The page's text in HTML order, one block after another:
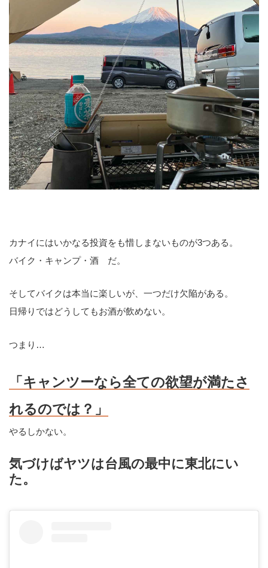
カナイにはいかなる投資をも惜しまないものが3つある。
バイク・キャンプ・酒 だ。
そしてバイクは本当に楽しいが、一つだけ欠陥がある。
日帰りではどうしてもお酒が飲めない。
つまり…
「キャンツーなら全ての欲望が満たさ
れるのでは？」
やるしかない。
気づけばヤツは台風の最中に東北にい
た。